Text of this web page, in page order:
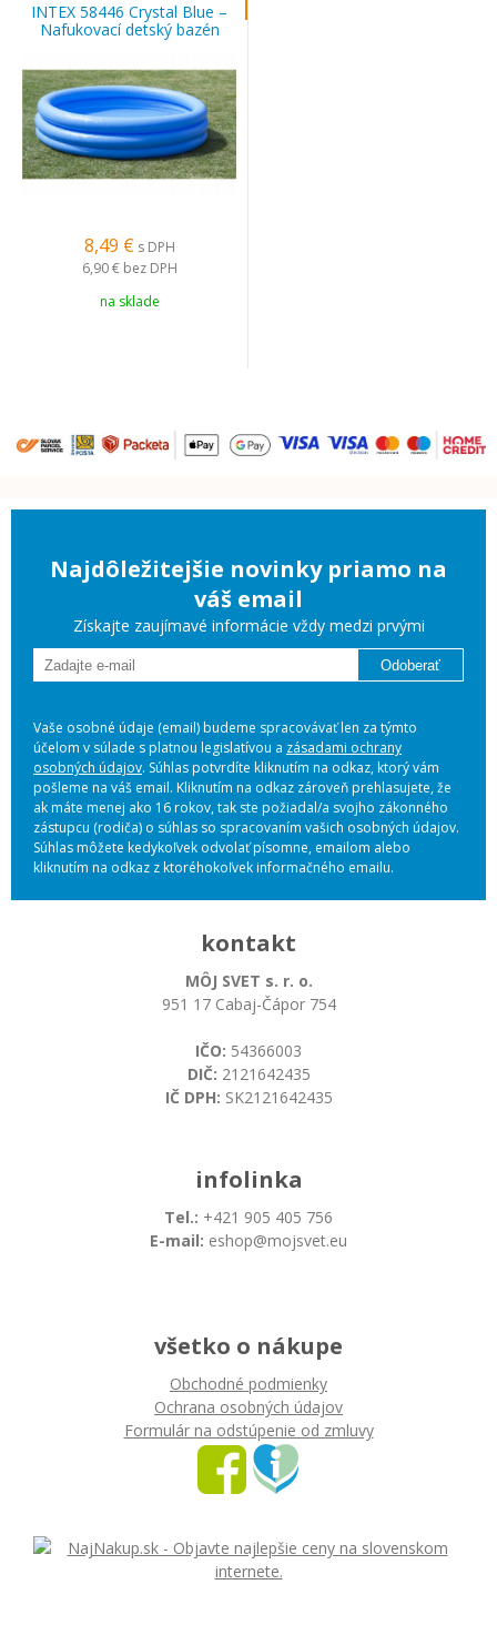
INTEX 58446 Crystal Blue –
Nafukovací detský bazén
168×38 cm
8,49 € s DPH
6,90 € bez DPH
na sklade
Najdôležitejšie novinky priamo na
váš email
Získajte zaujímavé informácie vždy medzi prvými
Odoberať
Vaše osobné údaje (email) budeme spracovávať len za týmto
účelom v súlade s platnou legislatívou a zásadami ochrany
osobných údajov. Súhlas potvrdíte kliknutím na odkaz, ktorý vám
pošleme na váš email. Kliknutím na odkaz zároveň prehlasujete, že
ak máte menej ako 16 rokov, tak ste požiadal/a svojho zákonného
zástupcu (rodiča) o súhlas so spracovaním vašich osobných údajov.
Súhlas môžete kedykoľvek odvolať písomne, emailom alebo
kliknutím na odkaz z ktoréhokoľvek informačného emailu.
kontakt
MÔJ SVET s. r. o.
951 17 Cabaj-Čápor 754
IČO: 54366003
DIČ: 2121642435
IČ DPH: SK2121642435
infolinka
Tel.: +421 905 405 756
E-mail: eshop@mojsvet.eu
všetko o nákupe
Obchodné podmienky
Ochrana osobných údajov
Formulár na odstúpenie od zmluvy